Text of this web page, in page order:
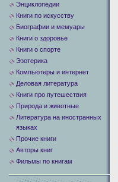
Энциклопедии
Книги по искусству
Биографии и мемуары
Книги о здоровье
Книги о спорте
Эзотерика
Компьютеры и интернет
Деловая литература
Книги про путешествия
Природа и животные
Литература на иностранных
языках
Прочие книги
Авторы книг
Фильмы по книгам